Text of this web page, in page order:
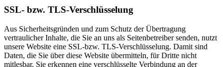
SSL- bzw. TLS-Verschlüsselung
Aus Sicherheitsgründen und zum Schutz der Übertragung
vertraulicher Inhalte, die Sie an uns als Seitenbetreiber senden, nutzt
unsere Website eine SSL-bzw. TLS-Verschlüsselung. Damit sind
Daten, die Sie über diese Website übermitteln, für Dritte nicht
mitlesbar. Sie erkennen eine verschlüsselte Verbindung an der